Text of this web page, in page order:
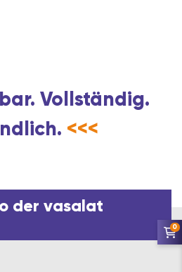
Vollständig.
<<<
der vasalat
0